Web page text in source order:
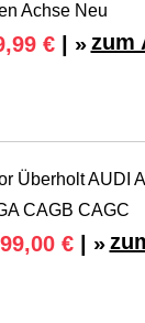
Achse Neu
€| » zum
Überholt AUDI
CAGB CAGC
€| »